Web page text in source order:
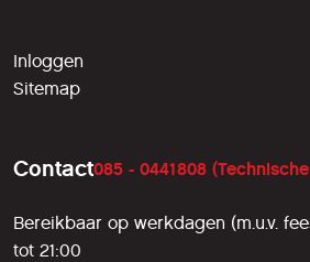
Inloggen
Sitemap
Contact085 - 0441808
Bereikbaar op werkdagen (m.u.v.
tot 21:00